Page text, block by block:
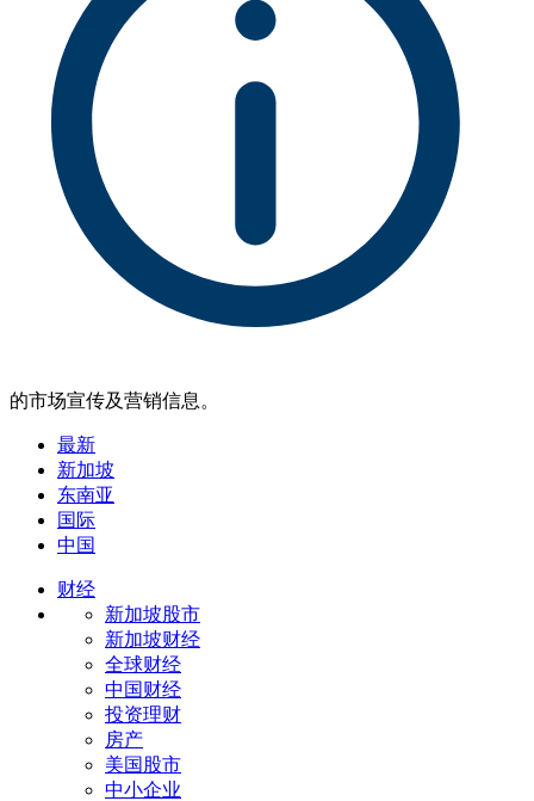
的市场宣传及营销信息。
最新
新加坡
东南亚
国际
中国
财经
新加坡股市
新加坡财经
全球财经
中国财经
投资理财
房产
美国股市
中小企业